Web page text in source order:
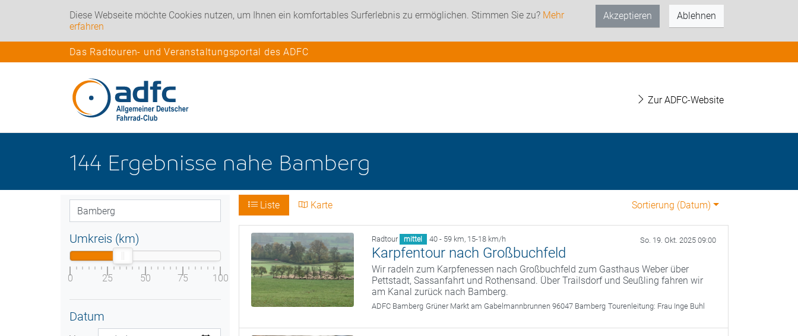
Diese Webseite möchte Cookies nutzen, um Ihnen ein komfortables Surferlebnis zu ermöglichen. Stimmen Sie zu? Mehr
erfahren
Akzeptieren Ablehnen
Das Radtouren- und Veranstaltungsportal des ADFC
Zur ADFC-Website
144 Ergebnisse nahe Bamberg
Umkreis (km)
0 25 50 75 100
Datum
Liste Karte Sortierung (Datum)
Radtour mittel 40 - 59 km, 15-18 km/h So. 19. Okt. 2025 09:00
Karpfentour nach Großbuchfeld
Wir radeln zum Karpfenessen nach Großbuchfeld zum Gasthaus Weber über
Pettstadt, Sassanfahrt und Rothensand. Über Trailsdorf und Seußling fahren wir
am Kanal zurück nach Bamberg.
ADFC Bamberg Grüner Markt am Gabelmannbrunnen 96047 Bamberg Tourenleitung: Frau Inge Buhl